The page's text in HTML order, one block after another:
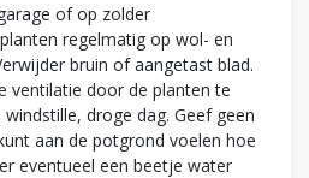
of op zolder
regelmatig op wol- en
bruin of aangetast blad.
ventilatie door de planten te
droge dag. Geef geen
aan de potgrond voelen hoe
eventueel een beetje water